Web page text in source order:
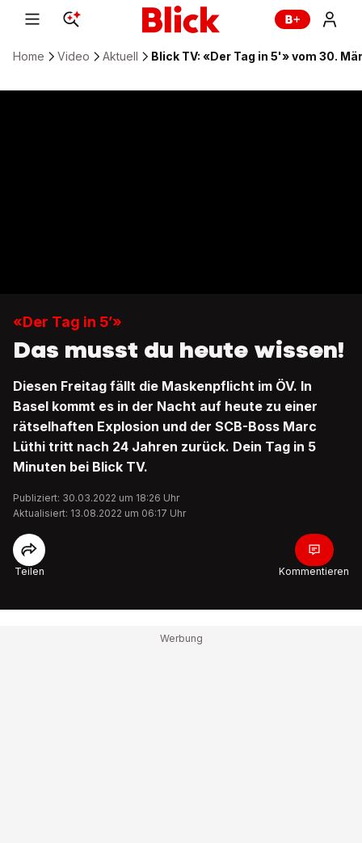
Home Video Aktuell Blick TV: «Der Tag in 5'» vom 30.
«Der Tag in 5’»
Das musst du heute wissen!
Diesen Freitag fällt die Maskenpflicht im ÖV. In
Basel kommt es in der Nacht auf heute zu einer
rätselhaften Explosion und der SCB-Boss Marc
Lüthi tritt nach 24 Jahren zurück. Dein Tag in 5
Minuten bei Blick TV.
Publiziert: 30.03.2022 um 18:26 Uhr
Aktualisiert: 13.08.2022 um 06:17 Uhr
Teilen Kommentieren